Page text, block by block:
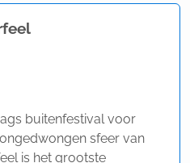
buitenfestival voor
sfeer van
is het grootste